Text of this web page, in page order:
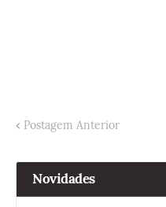
Postagem Anterior
Novidades